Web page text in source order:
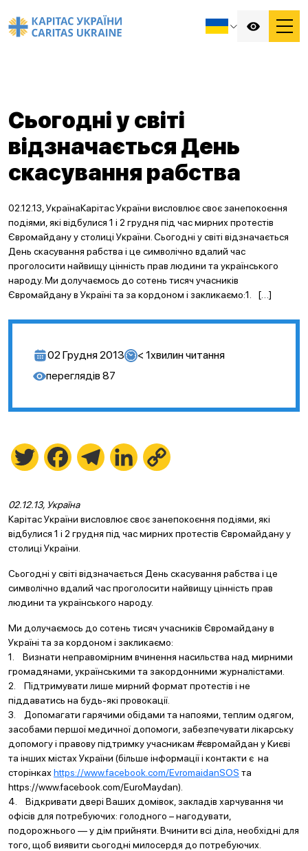
Сьогодні у світі
відзначається День
скасування рабства
02.12.13, УкраїнаКарітас України висловлює своє занепокоєння
подіями, які відбулися 1 і 2 грудня під час мирних протестів
Євромайдану у столиці України. Сьогодні у світі відзначається
День скасування рабства і це символічно вдалий час
проголосити найвищу цінність прав людини та українського
народу. Ми долучаємось до сотень тисяч учасників
Євромайдану в Україні та за кордоном і закликаємо:1. […]
02 Грудня 2013 < 1хвилин читання
переглядів 87
Twitter FacebookTelegramLinkedIn
02.12.13, Україна
Карітас України висловлює своє занепокоєння подіями, які
відбулися 1 і 2 грудня під час мирних протестів Євромайдану у
столиці України.
Сьогодні у світі відзначається День скасування рабства і це
символічно вдалий час проголосити найвищу цінність прав
людини та українського народу.
Ми долучаємось до сотень тисяч учасників Євромайдану в
Україні та за кордоном і закликаємо:
1. Визнати неправомірним вчинення насильства над мирними
громадянами, українськими та закордонними журналістами.
2. Підтримувати лише мирний формат протестів і не
піддаватись на будь-які провокації.
3. Допомагати гарячими обідами та напоями, теплим одягом,
засобами першої медичної допомоги, забезпечувати лікарську
допомогу і правову підтримку учасникам #євромайдан у Києві
та інших містах України (більше інформації і контакти є на
сторінкахhttps://www.facebook.com/EvromaidanSOS та
https://www.facebook.com/EuroMaydan).
4. Відкривати двері Ваших домівок, закладів харчування чи
офісів для потребуючих: голодного – нагодувати,
подорожнього — у дім прийняти. Вчинити всі діла, необхідні для
того, щоб виявити сьогодні милосердя до потребуючих.